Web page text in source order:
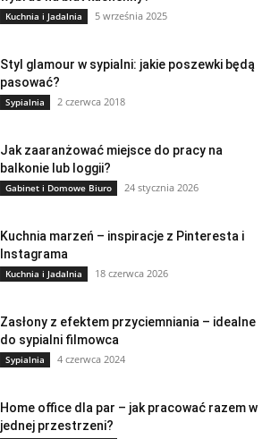
Kuchnia i Jadalnia 5 września 2025
Styl glamour w sypialni: jakie poszewki będą
pasować?
Sypialnia 2 czerwca 2018
Jak zaaranżować miejsce do pracy na
balkonie lub loggii?
Gabinet i Domowe Biuro 24 stycznia 2026
Kuchnia marzeń – inspiracje z Pinteresta i
Instagrama
Kuchnia i Jadalnia 18 czerwca 2026
Zasłony z efektem przyciemniania – idealne
do sypialni filmowca
Sypialnia 4 czerwca 2024
Home office dla par – jak pracować razem w
jednej przestrzeni?